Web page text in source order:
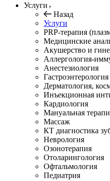
Услуги
Назад
Услуги
PRP-терапия
Медицинские
Акушерство и
Аллергология-
Анестезиология
Гастроэнтерология
Дерматология,
Инъекционная
Кардиология
Мануальная
Массаж
КТ диагностика
Неврология
Озонотерапия
Отоларингология
Офтальмология
Педиатрия